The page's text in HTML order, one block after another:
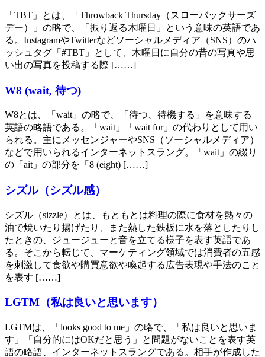
「TBT」とは、「Throwback Thursday（スローバックサーズ
デー）」の略で、「振り返る木曜日」という意味の英語であ
る。InstagramやTwitterなどソーシャルメディア（SNS）のハ
ッシュタグ「#TBT」として、木曜日に自分の昔の写真や思
い出の写真を投稿する際 [……]
W8 (wait, 待つ)
W8とは、「wait」の略で、「待つ、待機する」を意味する
英語の略語である。「wait」「wait for」の代わりとして用い
られる。主にメッセンジャーやSNS（ソーシャルメディア）
などで用いられるインターネットスラング。「wait」の綴り
の「ait」の部分を「8 (eight) [……]
シズル（シズル感）
シズル（sizzle）とは、もともとは料理の際に食材を熱々の
油で焼いたり揚げたり、また熱した鉄板に水を落としたりし
たときの、ジュージューと音を立てる様子を表す英語であ
る。そこから転じて、マーケティング領域では消費者の五感
を刺激して食欲や購買意欲や喚起する広告表現や手法のこと
を表す [……]
LGTM（私は良いと思います）
LGTMは、「looks good to me」の略で、「私は良いと思いま
す」「自分的にはOKだと思う」と問題がないことを表す英
語の略語、インターネットスラングである。相手が作成した